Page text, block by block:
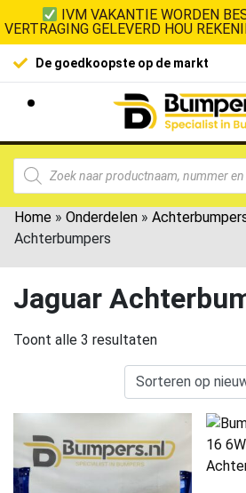
IVM VAKANTIE WORDEN
VERTRAGING GELEVERD HOU
De goedkoopste op de markt
Home » Onderdelen »
Achterbumpers
Jaguar
Toont alle 3 resultaten